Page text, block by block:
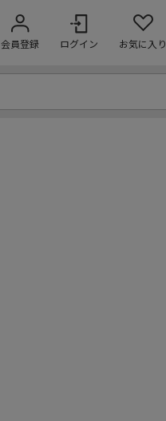
会員登録 ログイン お気に入り